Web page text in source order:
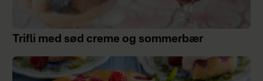
Trifli med sød creme og sommerbær